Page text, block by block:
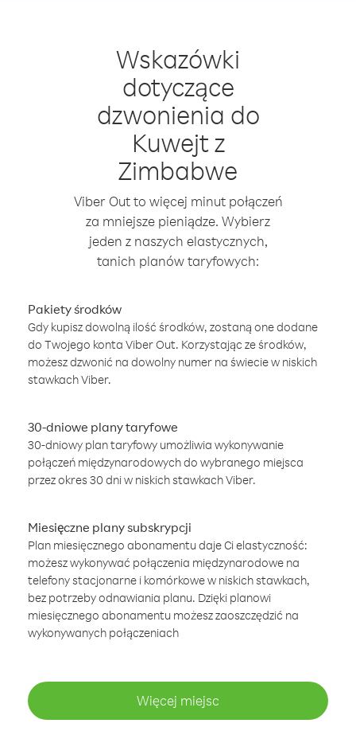
Wskazówki
dotyczące
dzwonienia do
Kuwejt z
Zimbabwe
Viber Out to więcej minut połączeń
za mniejsze pieniądze. Wybierz
jeden z naszych elastycznych,
tanich planów taryfowych:
Pakiety środków
Gdy kupisz dowolną ilość środków, zostaną one dodane
do Twojego konta Viber Out. Korzystając ze środków,
możesz dzwonić na dowolny numer na świecie w niskich
stawkach Viber.
30-dniowe plany taryfowe
30-dniowy plan taryfowy umożliwia wykonywanie
połączeń międzynarodowych do wybranego miejsca
przez okres 30 dni w niskich stawkach Viber.
Miesięczne plany subskrypcji
Plan miesięcznego abonamentu daje Ci elastyczność:
możesz wykonywać połączenia międzynarodowe na
telefony stacjonarne i komórkowe w niskich stawkach,
bez potrzeby odnawiania planu. Dzięki planowi
miesięcznego abonamentu możesz zaoszczędzić na
wykonywanych połączeniach
Więcej miejsc